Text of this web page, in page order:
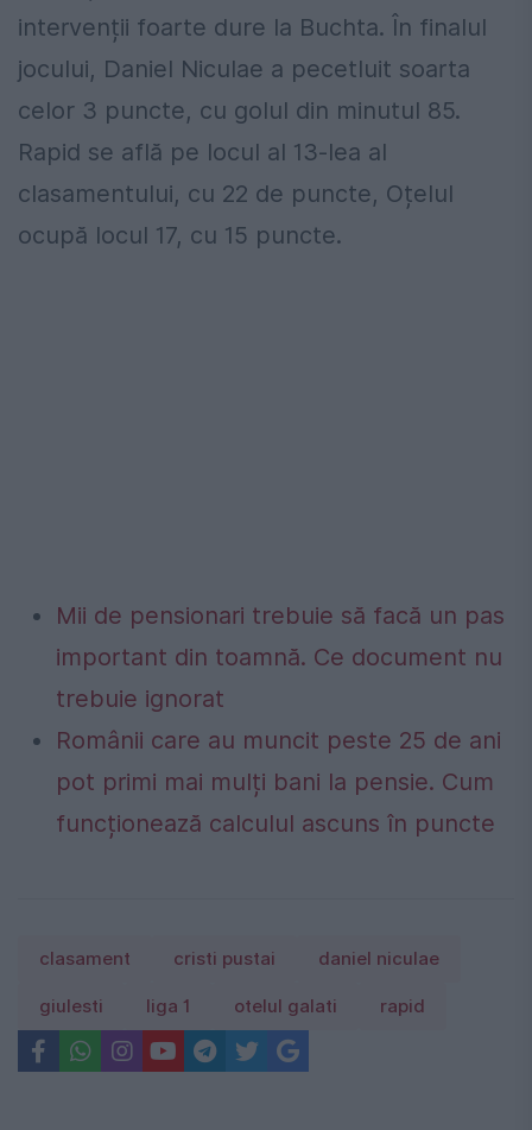
intervenții foarte dure la Buchta. În finalul
jocului, Daniel Niculae a pecetluit soarta
celor 3 puncte, cu golul din minutul 85.
Rapid se află pe locul al 13-lea al
clasamentului, cu 22 de puncte, Oțelul
ocupă locul 17, cu 15 puncte.
Mii de pensionari trebuie să facă un pas
important din toamnă. Ce document nu
trebuie ignorat
Românii care au muncit peste 25 de ani
pot primi mai mulți bani la pensie. Cum
funcționează calculul ascuns în puncte
clasament cristi pustai daniel niculae
giulesti liga 1 otelul galati rapid